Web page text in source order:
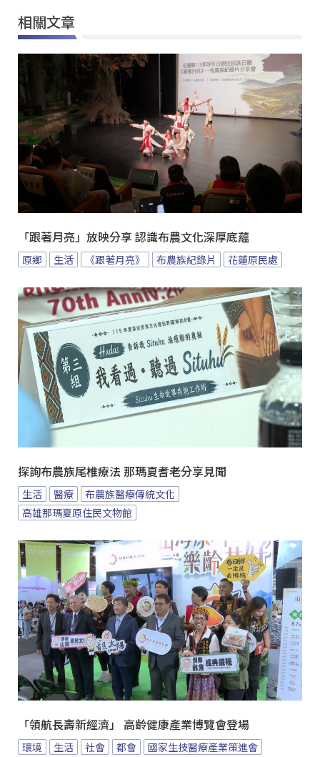
相關文章
「跟著月亮」放映分享 認識布農文化深厚底蘊
原鄉 生活 《跟著月亮》 布農族紀錄片 花蓮原民處
探詢布農族尾椎療法 那瑪夏耆老分享見聞
生活 醫療
布農族醫療傳統文化
高雄那瑪夏原住民文物館
「領航長壽新經濟」 高齡健康產業博覽會登場
環境 生活 社會 都會
國家生技醫療產業策進會